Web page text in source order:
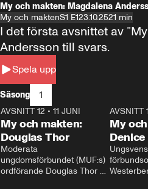
My och makten: Magdalena
My och maktenS1 E123.10.2521 min
Spela upp
I det första avsnittet av
Andersson till svars.
Säsong 1
26:27
AVSNITT 12 • 11 JUNI
My och makten:
Douglas Thor
Moderata
ungdomsförbundet (MUF:s)
ordförande Douglas Thor
AVSNITT
My